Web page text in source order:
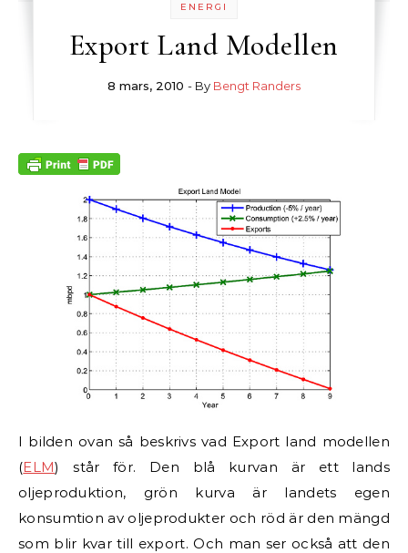
ENERGI
Export Land Modellen
8 mars, 2010 - By Bengt Randers
I bilden ovan så beskrivs vad Export land modellen
(ELM) står för. Den blå kurvan är ett lands
oljeproduktion, grön kurva är landets egen
konsumtion av oljeprodukter och röd är den mängd
som blir kvar till export. Och man ser också att den